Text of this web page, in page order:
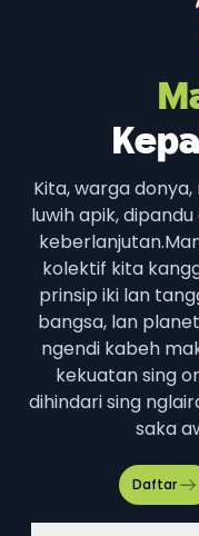
Kita, warga
luwih apik,
keberlanjutan.
kolektif kita
prinsip iki lan
bangsa, lan
ngendi kabeh
kekuatan sing
dihindari sing
saka
Daftar